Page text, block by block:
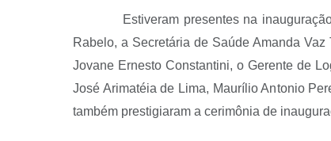
Estiveram presentes na inauguração: o
Rabelo, a Secretária de Saúde Amanda
Jovane Ernesto Constantini, o Gerente de
José Arimatéia de Lima, Maurílio Antonio
também prestigiaram a cerimônia de